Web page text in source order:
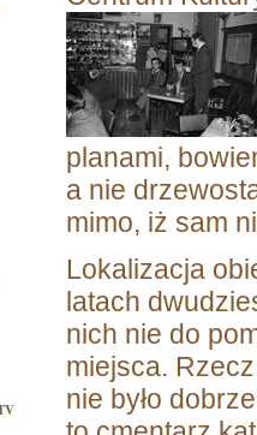
planami,
a nie
mimo, iż sam
Lokalizacja
latach
nich nie do
miejsca.
nie było